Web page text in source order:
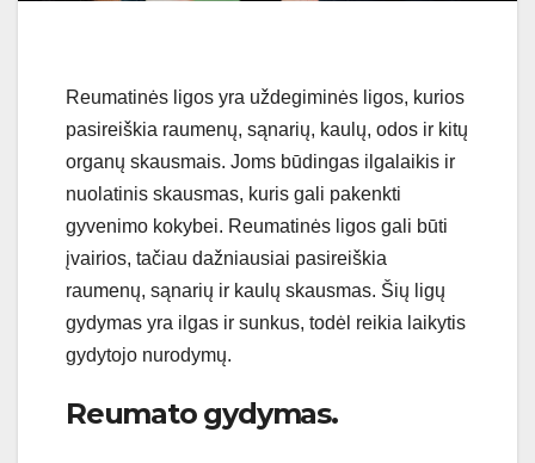
Reumatinės ligos yra uždegiminės ligos, kurios
pasireiškia raumenų, sąnarių, kaul ų, odos ir kitų
organų skausmais. Joms būdingas il galaikis ir
nuol atinis skausmas, kuris gali pakenkti
gyvenimo kokybei. Reumatinės ligos gali būti
įvairios, tačiau dažniausiai pasireiškia
raumenų, sąnarių ir kaul ų skausmas. Šių ligų
gydymas yra il gas ir sunkus, todė reikia laikytis
gydytojo nurodymų.
Reumatogydymas.